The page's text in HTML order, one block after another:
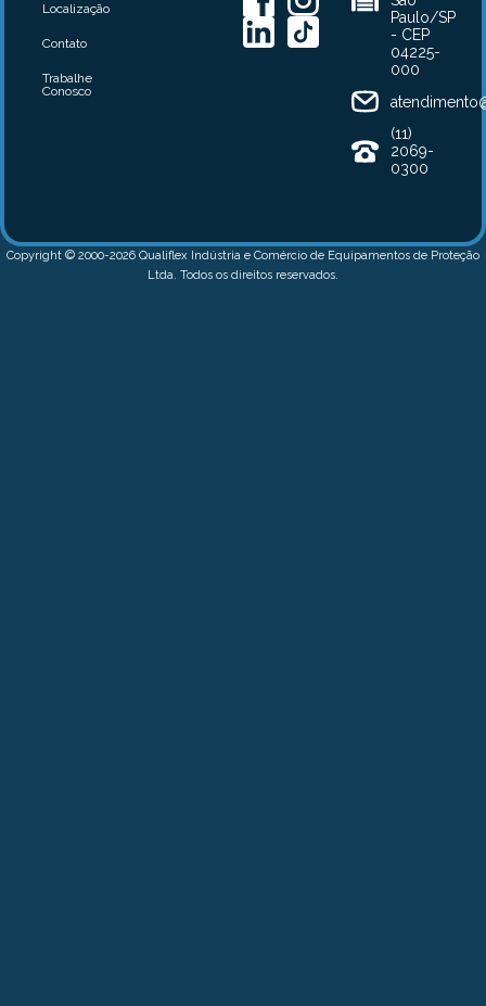
Paulo/SP
- CEP
04225-
000
(11)
2069-
0300
Localização
Contato
Trabalhe
Conosco
Copyright © 2000-2026 Qualiflex Indústria e Comércio de Equipamentos de Proteção
Ltda. Todos os direitos reservados.